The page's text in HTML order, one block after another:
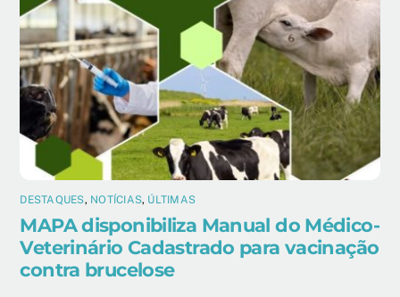
DESTAQUES, NOTÍCIAS, ÚLTIMAS
MAPA disponibiliza Manual do Médico-
Veterinário Cadastrado para vacinação
contra brucelose